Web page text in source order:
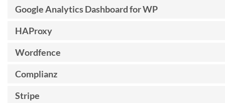
Google Analytics Dashboard for WP
HAProxy
Wordfence
Complianz
Stripe